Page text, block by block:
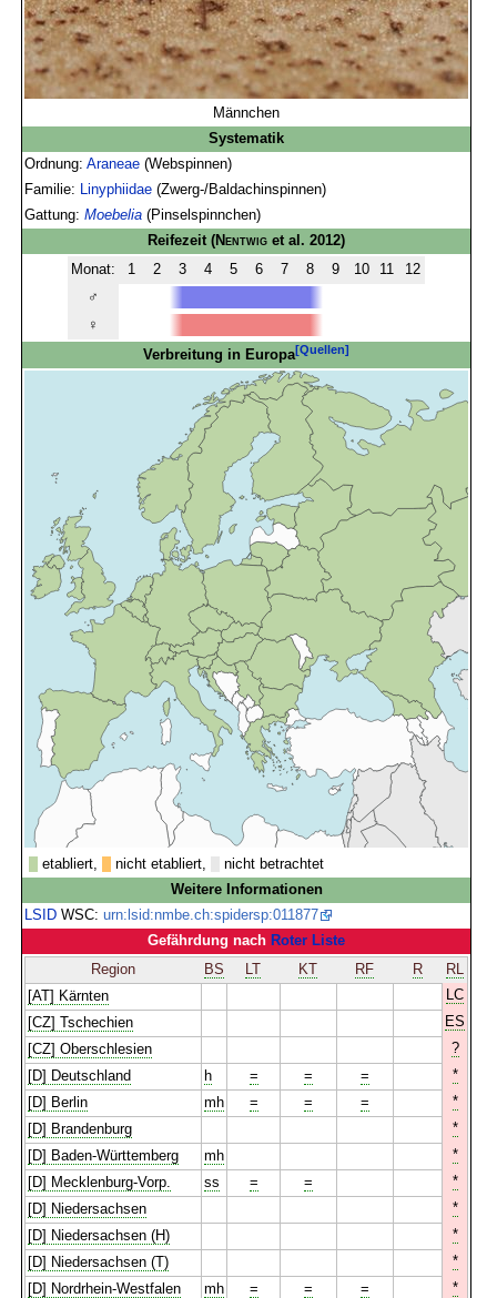
Männchen
Systematik
Ordnung:Araneae (Webspinnen)
Familie:
Linyphiidae (Zwerg-/Baldachinspinnen)
Gattung:Moebelia (Pinselspinnchen)
Reifezeit(Nentwig et al. 2012)
Monat:
1 2 3 4 5 6 7 8 9 10 11
12
♂
♀
Verbreitung in Europa[Quellen]
etabliert, nicht etabliert,
nicht betrachtet
Weitere Informationen
LSID WSC:urn:lsid:nmbe.ch:spidersp:011877
Gefährdung nach Roter Liste
Region
BS LT KT RF R
RL
[AT] Kärnten
LC
[CZ] Tschechien
ES
[CZ] Oberschlesien
?
[D] Deutschland
h = = =
*
[D] Berlin
mh = = =
*
[D] Brandenburg
*
[D] Baden-Württemberg
mh
*
[D] Mecklenburg-Vorp.
ss = =
*
[D] Niedersachsen
*
[D] Niedersachsen (H)
*
[D] Niedersachsen (T)
*
[D] Nordrhein-Westfalen
mh = = =
*